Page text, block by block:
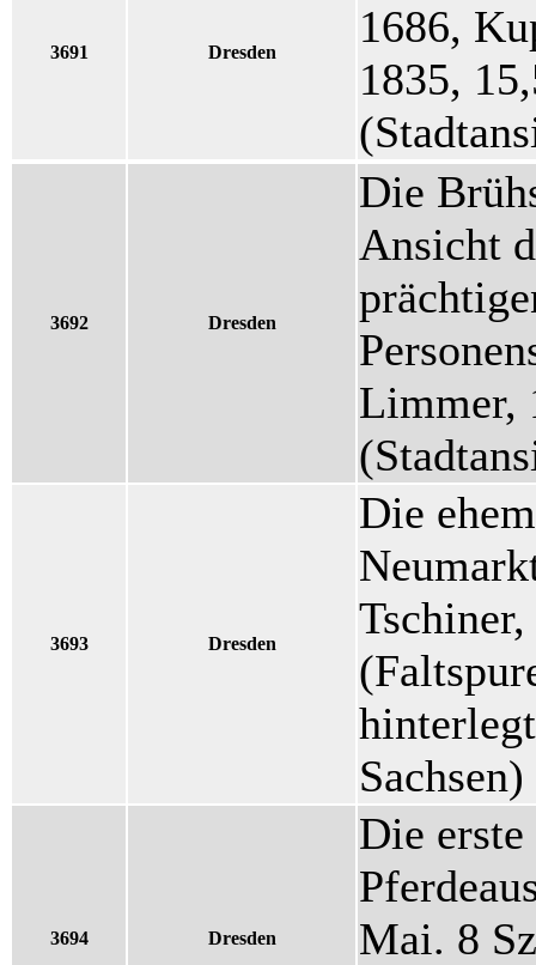
3691 Dresden
1686,
1835,
3692 Dresden
Die
Ansicht
Limmer,
3693 Dresden
Die
Sachsen)
3694 Dresden
Die erste
Mai. 8